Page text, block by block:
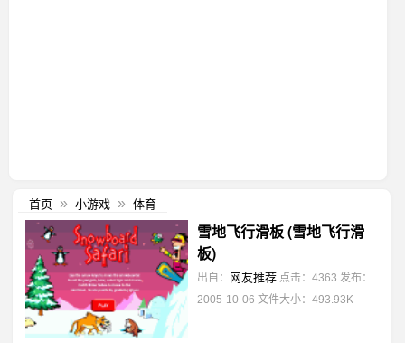
首页 » 小游戏 » 体育
雪地飞行滑板 (雪地飞行滑
板)
出自： 网友推荐 点击：4363 发布：
2005-10-06 文件大小：493.93K